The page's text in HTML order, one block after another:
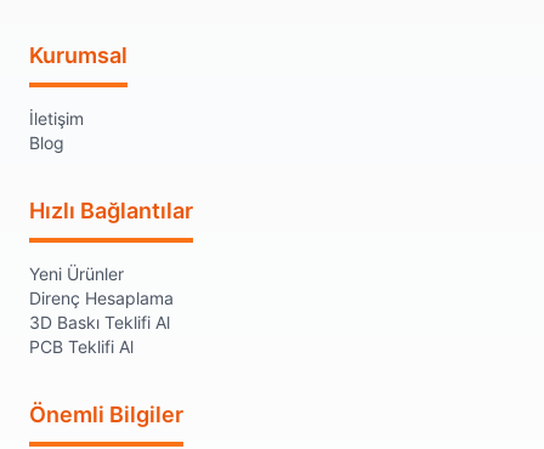
Kurumsal
İletişim
Blog
Hızlı Bağlantılar
Yeni Ürünler
Direnç Hesaplama
3D Baskı Teklifi Al
PCB Teklifi Al
Önemli Bilgiler